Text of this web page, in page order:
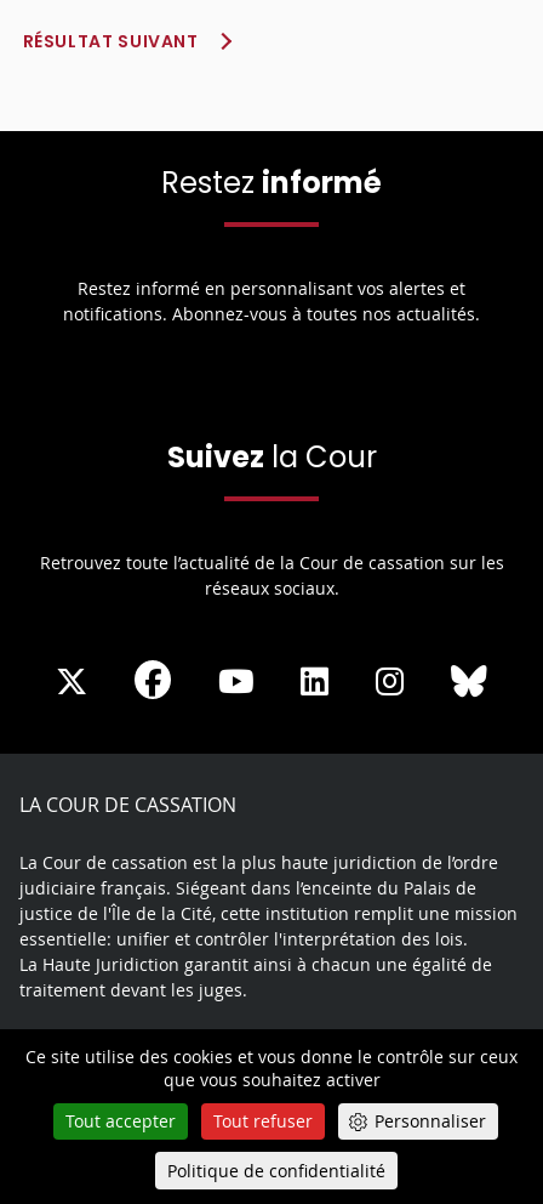
Ce site utilise des cookies et vous donne le contrôle sur ceux
que vous souhaitez activer
Tout accepter
Tout refuser Personnaliser
Politique de confidentialité
RÉSULTAT SUIVANT
Restez informé
Restez informé en personnalisant vos alertes et
notifications. Abonnez-vous à toutes nos actualités.
Suivez la Cour
Retrouvez toute l’actualité de la Cour de cassation sur les
réseaux sociaux.
Share
X
Share
Facebook
Share
Youtube
Share
LinkedIn
Share
Instagram
LA COUR DE CASSATION
La Cour de cassation est la plus haute juridiction de l’ordre
judiciaire français. Siégeant dans l’enceinte du Palais de
justice de l'Île de la Cité, cette institution remplit une mission
essentielle: unifier et contrôler l'interprétation des lois.
La Haute Juridiction garantit ainsi à chacun une égalité de
traitement devant les juges.
© Tous droits réservés
DÉMARCHES
Comment faire un pourvoi
Queue-Fair